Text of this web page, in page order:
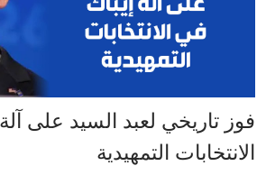
فوز تاريخي لعبد السيد على
الانتخابات التمهيدية